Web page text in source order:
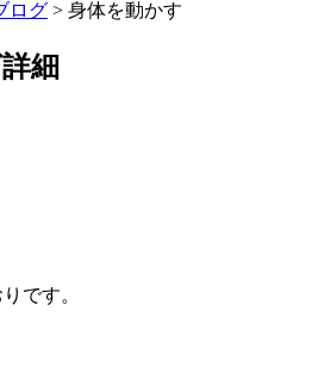
ログ > 身体を動かす
細
です。